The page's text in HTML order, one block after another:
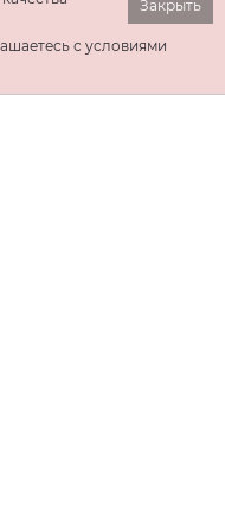
Закрыть
с условиями